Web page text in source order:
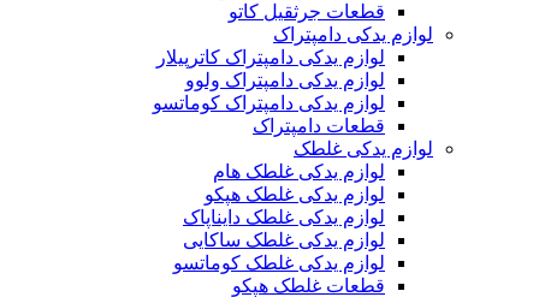
قطعات جرثقیل کاتو
لوازم یدکی دامپتراک
لوازم یدکی دامپتراک کاترپیلار
لوازم یدکی دامپتراک ولوو
لوازم یدکی دامپتراک کوماتسو
قطعات دامپتراک
لوازم یدکی غلطک
لوازم یدکی غلطک هام
لوازم یدکی غلطک هپکو
لوازم یدکی غلطک دایناپاک
لوازم یدکی غلطک ساکایی
لوازم یدکی غلطک کوماتسو
قطعات غلطک هپکو